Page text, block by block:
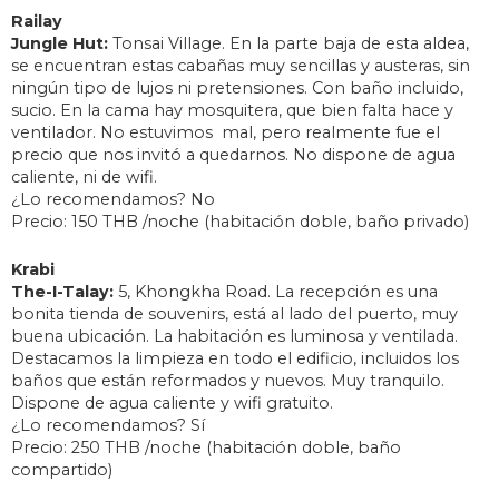
Railay
Jungle Hut: Tonsai Village. En la parte baja de esta aldea,
se encuentran estas cabañas muy sencillas y austeras, sin
ningún tipo de lujos ni pretensiones. Con baño incluido,
sucio. En la cama hay mosquitera, que bien falta hace y
ventilador. No estuvimos mal, pero realmente fue el
precio que nos invitó a quedarnos. No dispone de agua
caliente, ni de wifi.
¿Lo recomendamos? No
Precio: 150 THB /noche (habitación doble, baño privado)
Krabi
The-I-Talay: 5, Khongkha Road. La recepción es una
bonita tienda de souvenirs, está al lado del puerto, muy
buena ubicación. La habitación es luminosa y ventilada.
Destacamos la limpieza en todo el edificio, incluidos los
baños que están reformados y nuevos. Muy tranquilo.
Dispone de agua caliente y wifi gratuito.
¿Lo recomendamos? Sí
Precio: 250 THB /noche (habitación doble, baño
compartido)